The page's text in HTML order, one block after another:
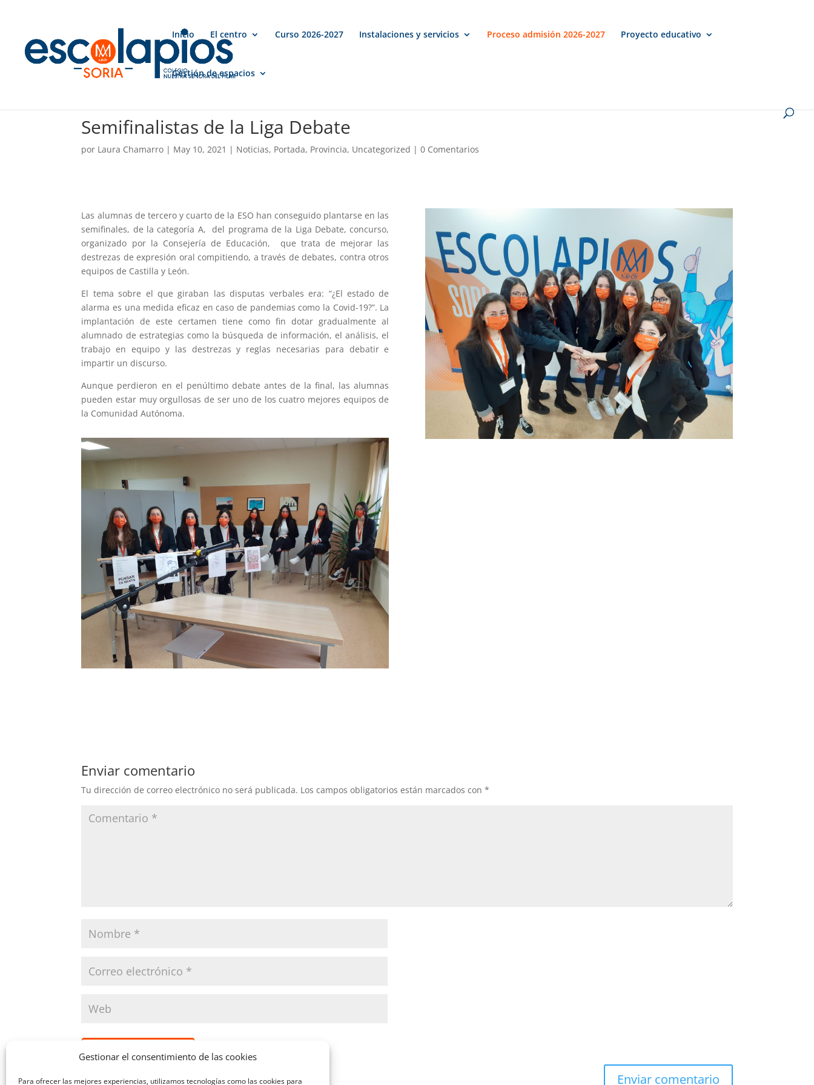
Gestionar el consentimiento de las cookies
Para ofrecer las mejores experiencias, utilizamos tecnologías como las cookies para
Inicio El centro Curso 2026-2027 Instalaciones y servicios Proceso admisión 2026-2027 Proyecto educativo
Gestión de espacios
Semifinalistas de la Liga Debate
por Laura Chamarro | May 10, 2021 | Noticias, Portada, Provincia, Uncategorized |0 Comentarios
Las alumnas de tercero y cuarto de la ESO han conseguido plantarse en las
semifinales, de la categoría A, del programa de la Liga Debate, concurso,
organizado por la Consejería de Educación, que trata de mejorar las
destrezas de expresión oral compitiendo, a través de debates, contra otros
equipos de Castilla y León.
El tema sobre el que giraban las disputas verbales era: “¿El estado de
alarma es una medida eficaz en caso de pandemias como la Covid-19?”. La
implantación de este certamen tiene como fin dotar gradualmente al
alumnado de estrategias como la búsqueda de información, el análisis, el
trabajo en equipo y las destrezas y reglas necesarias para debatir e
impartir un discurso.
Aunque perdieron en el penúltimo debate antes de la final, las alumnas
pueden estar muy orgullosas de ser uno de los cuatro mejores equipos de
la Comunidad Autónoma.
Enviar comentario
Tu dirección de correo electrónico no será publicada. Los campos obligatorios están marcados con*